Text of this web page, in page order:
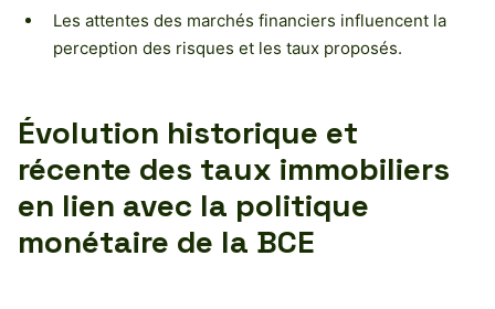
Les attentes des marchés financiers influencent la
perception des risques et les taux proposés.
Évolution historique et
récente des taux immobiliers
en lien avec la politique
monétaire de la BCE